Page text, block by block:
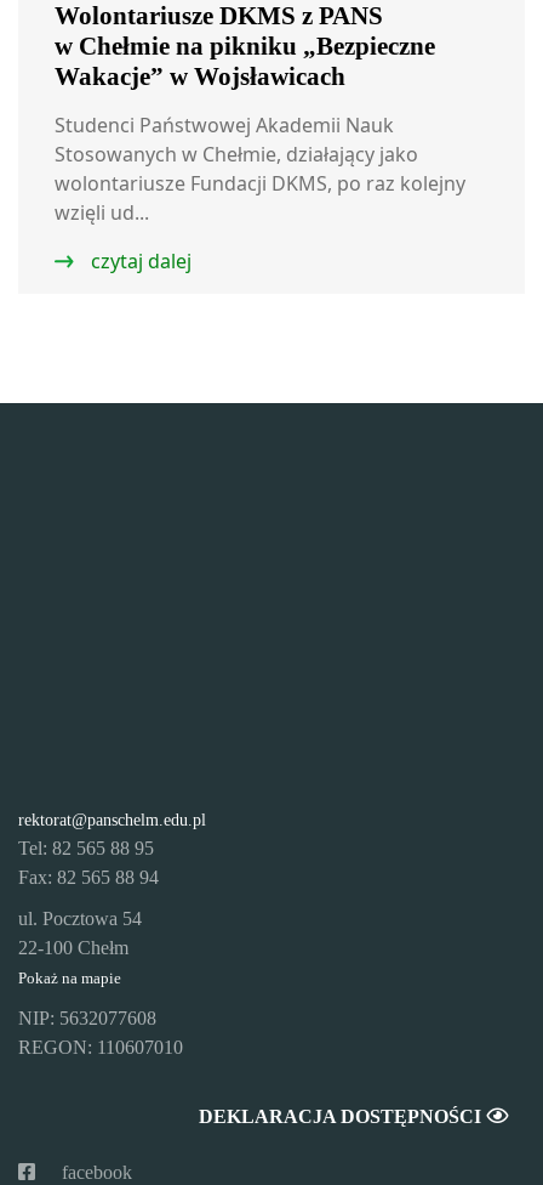
Wolontariusze DKMS z PANS
w Chełmie na pikniku „Bezpieczne
Wakacje” w Wojsławicach
Studenci Państwowej Akademii Nauk
Stosowanych w Chełmie, działający jako
wolontariusze Fundacji DKMS, po raz kolejny
wzięli ud...
czytaj dalej
rektorat@panschelm.edu.pl
Tel: 82 565 88 95
Fax: 82 565 88 94
ul. Pocztowa 54
22-100 Chełm
Pokaż na mapie
NIP: 5632077608
REGON: 110607010
DEKLARACJA DOSTĘPNOŚCI
facebook